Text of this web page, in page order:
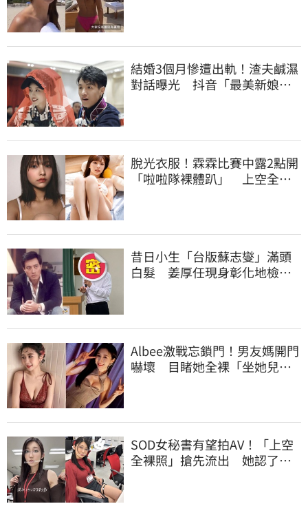
結婚3個月慘遭出軌！渣夫鹹濕
對話曝光 抖音「最美新娘」
脫光衣服！霖霖比賽中露2點開
「啦啦隊裸體趴」 上空全裸
昔日小生「台版蘇志燮」滿頭
白髮 姜厚任現身彰化地檢
Albee激戰忘鎖門！男友媽開門
嚇壞 目睹她全裸「坐她兒子
SOD女秘書有望拍AV！「上空
全裸照」搶先流出 她認了：